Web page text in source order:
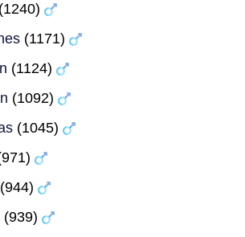
(1240)
(1171)
(1124)
(1092)
(1045)
(944)
(939)